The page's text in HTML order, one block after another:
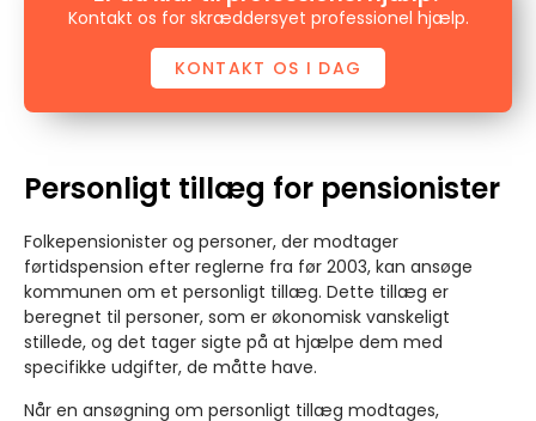
Kontakt os for skræddersyet professionel hjælp.
KONTAKT OS I DAG
Personligt tillæg for pensionister
Folkepensionister og personer, der modtager
førtidspension efter reglerne fra før 2003, kan ansøge
kommunen om et personligt tillæg. Dette tillæg er
beregnet til personer, som er økonomisk vanskeligt
stillede, og det tager sigte på at hjælpe dem med
specifikke udgifter, de måtte have.
Når en ansøgning om personligt tillæg modtages,